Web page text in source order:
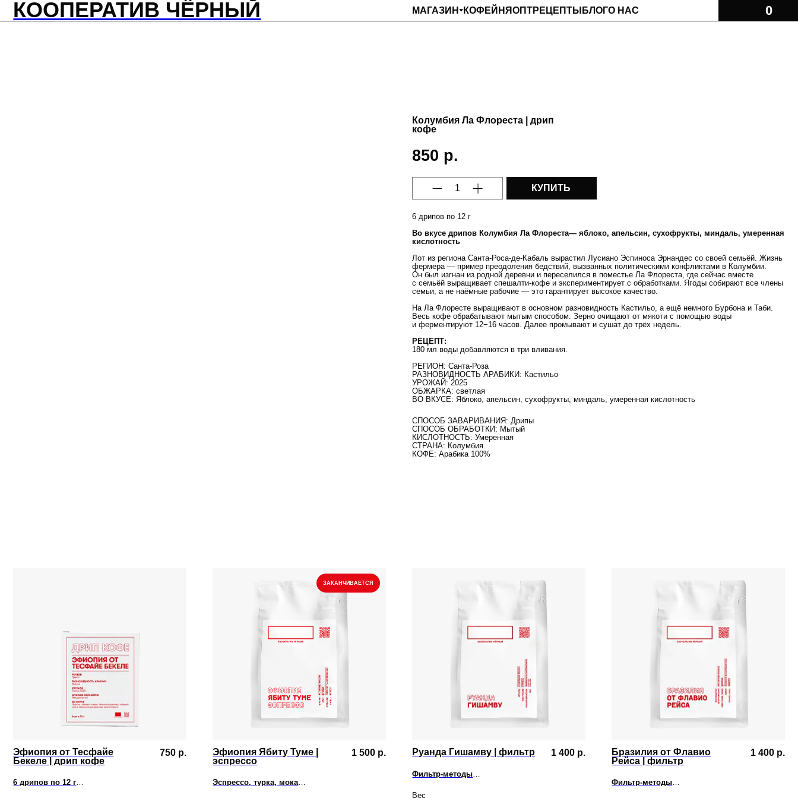
КООПЕРАТИВ ЧЁРНЫЙ МАГАЗИН КОФЕЙНЯОПТРЕЦЕПТЫ БЛОГО НАС
Колумбия Ла Флореста | дрип
кофе
850 р.
КУПИТЬ
6 дрипов по 12 г
Во вкусе дрипов Колумбия Ла Флореста— яблоко, апельсин, сухофрукты, миндаль, умеренная
кислотность
Лот из региона Санта-Роса-де-Кабаль вырастил Лусиано Эспиноса Эрнандес со своей семьёй. Жизнь
фермера — пример преодоления бедствий, вызванных политическими конфликтами в Колумбии.
Он был изгнан из родной деревни и переселился в поместье Ла Флореста, где сейчас вместе
с семьёй выращивает спешалти-кофе и экспериментирует с обработками. Ягоды собирают все члены
семьи, а не наёмные рабочие — это гарантирует высокое качество.
На Ла Флоресте выращивают в основном разновидность Кастильо, а ещё немного Бурбона и Таби.
Весь кофе обрабатывают мытым способом. Зерно очищают от мякоти с помощью воды
и ферментируют 12−16 часов. Далее промывают и сушат до трёх недель.
РЕЦЕПТ:
180 мл воды добавляются в три вливания.
РЕГИОН: Санта-Роза
РАЗНОВИДНОСТЬ АРАБИКИ: Кастильо
УРОЖАЙ: 2025
ОБЖАРКА: светлая
ВО ВКУСЕ: Яблоко, апельсин, сухофрукты, миндаль, умеренная кислотность
СПОСОБ ЗАВАРИВАНИЯ: Дрипы
СПОСОБ ОБРАБОТКИ: Мытый
КИСЛОТНОСТЬ: Умеренная
СТРАНА: Колумбия
КОФЕ: Арабика 100%
Эфиопия от Тесфайе
Бекеле | дрип кофе
6 дрипов по 12 г
750 р.
ЗАКАНЧИВАЕТСЯ
Эфиопия Ябиту Туме |
эспрессо
Эспрессо, турка, мока
1 500 р. Руанда Гишамву | фильтр
Фильтр-методы
1 400 р.
Вес
Бразилия от Флавио
Рейса | фильтр
Фильтр-методы
1 400 р.